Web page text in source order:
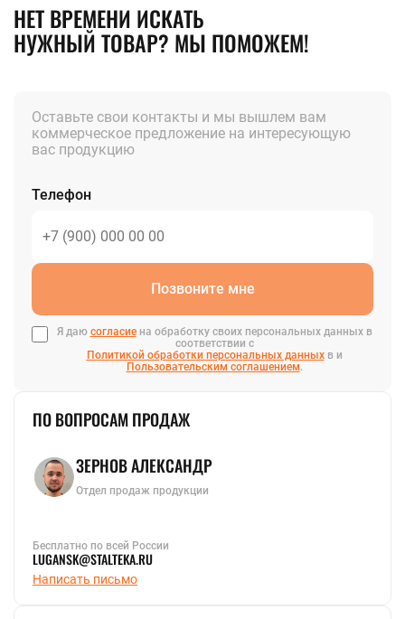
НЕТ ВРЕМЕНИ ИСКАТЬ
НУЖНЫЙ ТОВАР? МЫ ПОМОЖЕМ!
Оставьте свои контакты и мы вышлем вам
коммерческое предложение на интересующую
вас продукцию
Телефон
Позвоните мне
Я даю согласиена обработку своих персональных данных в
соответствии с
Политикой обработки персональных данныхв и
Пользовательским соглашением.
ПО ВОПРОСАМ ПРОДАЖ
ЗЕРНОВ АЛЕКСАНДР
Отдел продаж продукции
Бесплатно по всей России
LUGANSK@STALTEKA.RU
Написать письмо